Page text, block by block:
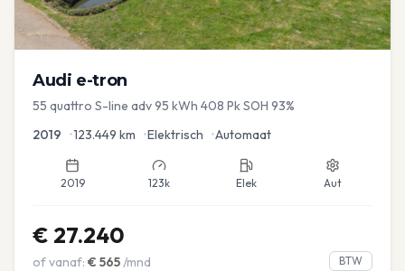
Audi e-tron
55 quattro S-line adv 95 kWh 408 Pk SOH 93%
2019 •123.449 km •Elektrisch •Automaat
2019 123k Elek Aut
€ 27.240
of vanaf: € 565/mnd BTW